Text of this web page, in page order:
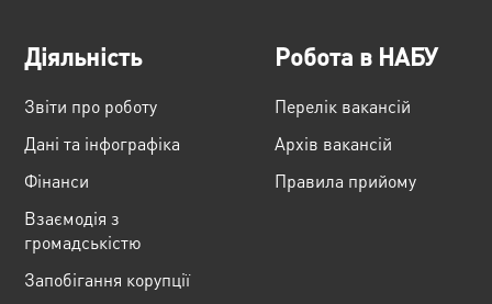
Діяльність
Звіти про роботу
Дані та інфографіка
Фінанси
Взаємодія з
громадськістю
Запобігання корупції
Робота в НАБУ
Перелік вакансій
Архів вакансій
Правила прийому